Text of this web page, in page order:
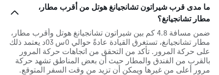
ما مدى قرب شيراتون تشانجيانغ هوتل من أقرب مطار،
مطار تشانجيانغ؟
ضمن مسافة 4.8 كم بين شيراتون تشانجيانغ هوتل وأقرب مطار،
مطار تشانجيانغ، تستغرق القيادة عادةً حوالي 0س 03د يعتمد ذلك
على حركة المرور. تأكد من التحقق من اتجاهات حركة المرور
بالقرب من الفندق والمطار حيث أن بعض المناطق تشهد حركة
مرور أعلى من غيرها ويمكن أن تزيد من وقت السفر المتوقع.